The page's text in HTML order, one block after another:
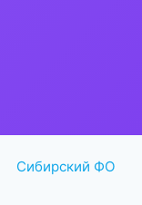
Сибирский ФО